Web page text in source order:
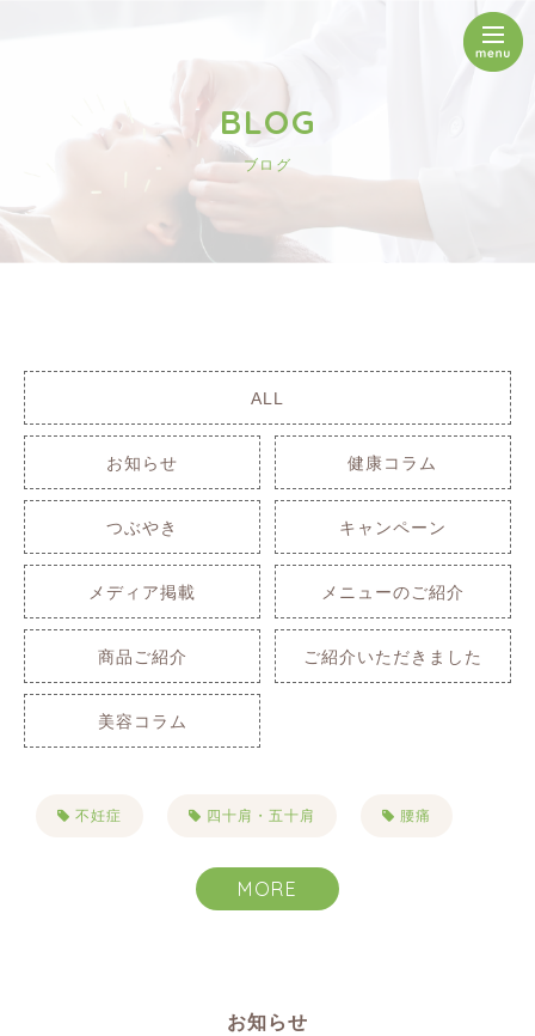
BLOG
ブログ
ALL
お知らせ 健康コラム
つぶやき キャンペーン
メディア掲載 メニューのご紹介
商品ご紹介 ご紹介いただきました
美容コラム
不妊症 四十肩・五十肩 腰痛
自律神経失調症
目まい・耳鳴り・難聴
MORE
お知らせ